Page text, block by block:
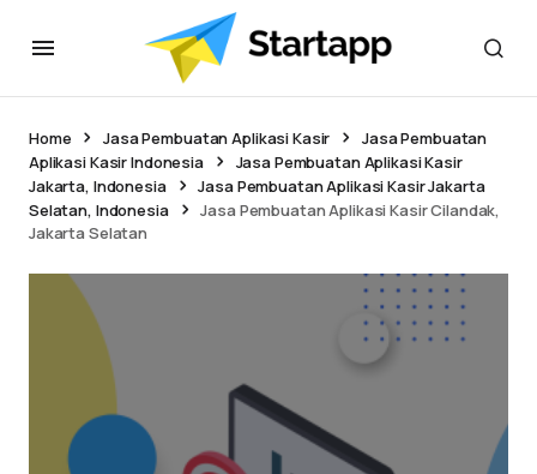
Home Jasa Pembuatan Aplikasi Kasir
Jasa Pembuatan
Aplikasi Kasir Indonesia
Jasa Pembuatan Aplikasi Kasir
Jakarta, Indonesia
Jasa Pembuatan Aplikasi Kasir Jakarta
Selatan, Indonesia
Jasa Pembuatan Aplikasi Kasir Cilandak,
Jakarta Selatan